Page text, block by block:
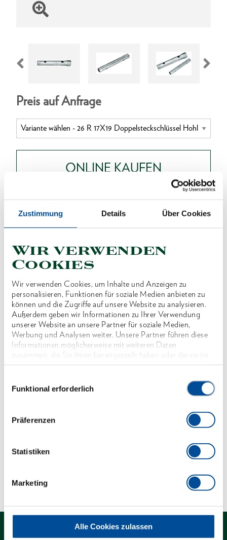
Zustimmung Details Über Cookies
Wir verwenden
Cookies
Wir verwenden Cookies, um Inhalte und Anzeigen zu
personalisieren, Funktionen für soziale Medien anbieten zu
können und die Zugriffe auf unsere Website zu analysieren.
Außerdem geben wir Informationen zu Ihrer Verwendung
unserer Website an unsere Partner für soziale Medien,
Werbung und Analysen weiter. Unsere Partner führen diese
Informationen möglicherweise mit weiteren Daten
zusammen, die Sie ihnen bereitgestellt haben oder die sie im
Rahmen Ihrer Nutzung der Dienste gesammelt haben. Unsere
Funktional erforderlich
Präferenzen
Statistiken
Marketing
Alle Cookies zulassen
Preis auf Anfrage
ONLINE KAUFEN
HÄNDLER FINDEN
Produktlinie EAN4010886621189
Produktbeschreibung
Ausführung nach DIN 896, Form B, ISO 2236, ISO
1085
Mit Hohlschaft, aus Stahlrohr, DIN 2391 nahtlos,
gehärtet, aus Werkstoff C35, verchromt
Mit Bohrung für Drehstifte No. 26 D und No. 26
RS (bitte separat bestellen)